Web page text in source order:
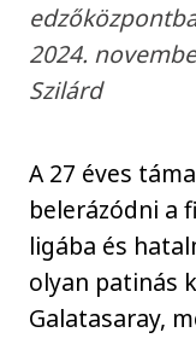
2024.
Szilárd
A 27 éves
belerázódni a
ligába és
olyan patinás
Galatasaray,